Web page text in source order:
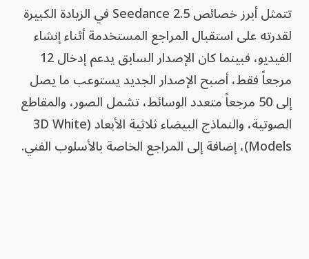
تتمثل أبرز خصائص Seedance 2.5 في الزيادة الكبيرة
لقدرته على استقبال المراجع المستخدمة أثناء إنشاء
الفيديو، فبينما كان الإصدار السابق يدعم إدخال 12
مرجعاً فقط، أصبح الإصدار الجديد يستوعب ما يصل
إلى 50 مرجعاً متعدد الوسائط، تشمل الصور، والمقاطع
الصوتية، والنماذج البيضاء ثلاثية الأبعاد (3D White
Models)، إضافة إلى المراجع الخاصة بالأسلوب الفني.